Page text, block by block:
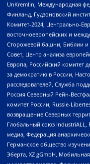
UnKremlin, Международная
Финланд, Гудзоновский
Комитет-2024, Центрально-
восточноевропейских и
Сторожевой башни, Библии и
Совет, Центр анализа
Европа, Российский комитет
за демократию в России,
расследователей, Служба
Россия Северный Рейн-
комитет России, Russie-
возвращение Северных
Глобальный союз
медиа, Федерация
Германское общество
Эберта, XZ gGmbH,